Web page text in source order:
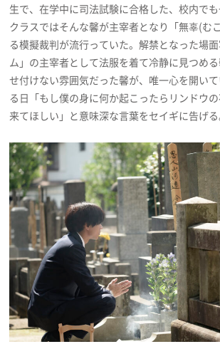
生で、在学中に司法試験に合格した、校内でも
クラスではそんな馨が主宰者となり「無辜(む
る模擬裁判が流行っていた。解禁となった場
ム」の主宰者として法服を着て冷静に見つめ
せ付けない雰囲気だった馨が、唯一心を開い
る日「もし僕の身に何か起こったらリンドウ
来てほしい」と意味深な言葉をセイギに告げる